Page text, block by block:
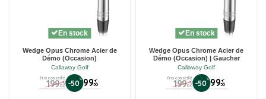
En stock
Wedge Opus Chrome Acier de
Démo (Occasion)
Callaway Golf
Prix conseillé
199 €
00 -50% 99 €
50
En stock
Wedge Opus Chrome Acier de
Démo (Occasion) | Gaucher
Callaway Golf
Prix conseillé
199 €
00 -50 % 99 €
50